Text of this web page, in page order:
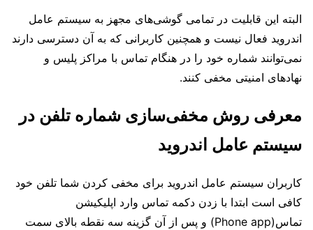
البته این قابلیت در تمامی گوشی‌های مجهز به سیستم عامل
اندروید فعال نیست و همچنین کاربرانی که به آن دسترسی دارند
نمی‌توانند شماره خود را در هنگام تماس با مراکز پلیس و
نهادهای امنیتی مخفی کنند.
معرفی روش مخفی‌سازی شماره تلفن در
سیستم عامل اندروید
کاربران سیستم عامل اندروید برای مخفی کردن شما تلفن خود
کافی است ابتدا با زدن دکمه تماس وارد اپلیکیشن
تماس(Phone app) و پس از آن گزینه سه نقطه بالای سمت